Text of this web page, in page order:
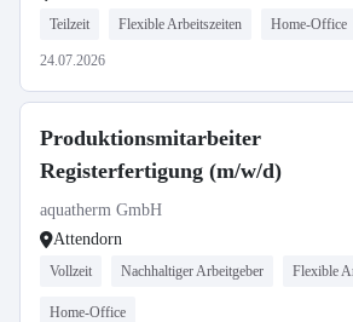
Teilzeit Flexible Arbeitszeiten Home-Office
24.07.2026
Produktionsmitarbeiter
Registerfertigung (m/w/d)
aquatherm GmbH
Attendorn
Vollzeit Nachhaltiger Arbeitgeber Flexible
Home-Office